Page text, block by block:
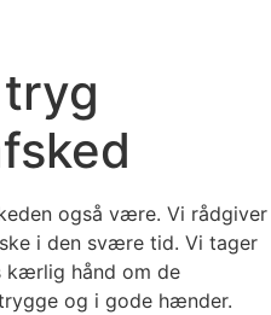
også være. Vi rådgiver
i den svære tid. Vi tager
kærlig hånd om de
og i gode hænder.